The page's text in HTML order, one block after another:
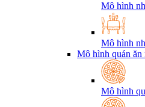
Mô hình
Mô hình
Mô hình quán ăn
Mô hình